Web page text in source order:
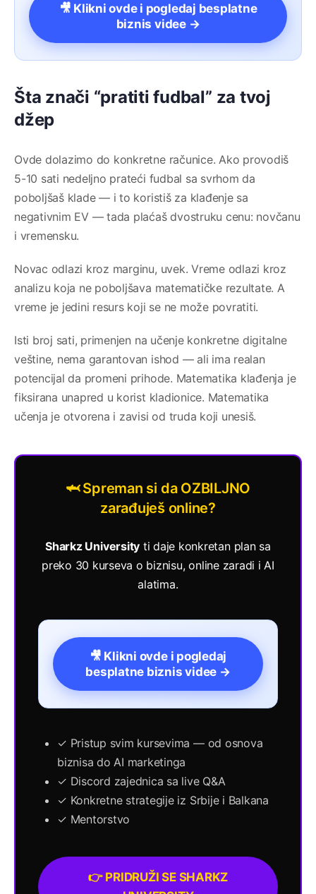
🎥 Klikni ovde i pogledaj besplatne
biznis videe →
Šta znači “pratiti fudbal” za tvoj
džep
Ovde dolazimo do konkretne računice. Ako provodiš
5-10 sati nedeljno prateći fudbal sa svrhom da
poboljšaš klade — i to koristiš za klađenje sa
negativnim EV — tada plaćaš dvostruku cenu: novčanu
i vremensku.
Novac odlazi kroz marginu, uvek. Vreme odlazi kroz
analizu koja ne poboljšava matematičke rezultate. A
vreme je jedini resurs koji se ne može povratiti.
Isti broj sati, primenjen na učenje konkretne digitalne
veštine, nema garantovan ishod — ali ima realan
potencijal da promeni prihode. Matematika klađenja je
fiksirana unapred u korist kladionice. Matematika
učenja je otvorena i zavisi od truda koji unesiš.
🦈 Spreman si da OZBILJNO
zarađuješ online?
Sharkz University ti daje konkretan plan sa
preko 30 kurseva o biznisu, online zaradi i AI
alatima.
🎥 Klikni ovde i pogledaj
besplatne biznis videe →
✓ Pristup svim kursevima — od osnova
biznisa do AI marketinga
✓ Discord zajednica sa live Q&A
✓ Konkretne strategije iz Srbije i Balkana
✓ Mentorstvo
👉 PRIDRUŽI SE SHARKZ